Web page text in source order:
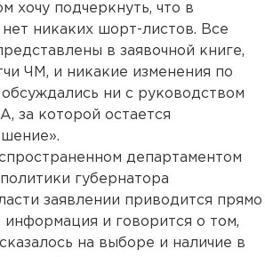
хочу подчеркнуть, что в
никаких шорт-листов. Все
в заявочной книге,
ЧМ, и никакие изменения по
ни с руководством
за которой остается
департаментом
губернатора
заявлении приводится прямо
и говорится о том,
на выборе и наличие в